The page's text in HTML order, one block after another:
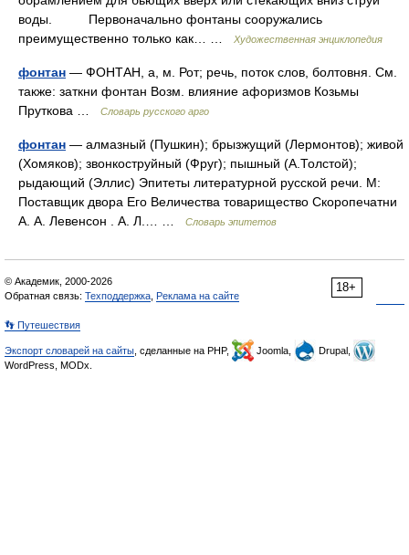
воды. Первоначально фонтаны сооружались
преимущественно только как… …
Художественная энциклопедия
фонтан — ФОНТАН, а, м. Рот; речь, поток слов, болтовня. См.
также: заткни фонтан Возм. влияние афоризмов Козьмы
Пруткова …
Словарь русского арго
фонтан — алмазный (Пушкин); брызжущий (Лермонтов); живой
(Хомяков); звонкоструйный (Фруг); пышный (А.Толстой);
рыдающий (Эллис) Эпитеты литературной русской речи. М:
Поставщик двора Его Величества товарищество Скоропечатни
А. А. Левенсон . А. Л.… …
Словарь эпитетов
18+
© Академик, 2000-2026
Обратная связь: Техподдержка Реклама на сайте
👣 Путешествия
Экспорт словарей на сайты , сделанные на PHP, Joomla,
Drupal,
WordPress, MODx.